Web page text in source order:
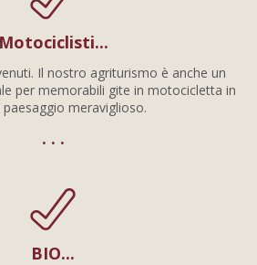
Motociclisti...
Il nostro agriturismo è anche un
per memorabili gite in motocicletta in
meraviglioso.
. . .
BIO...